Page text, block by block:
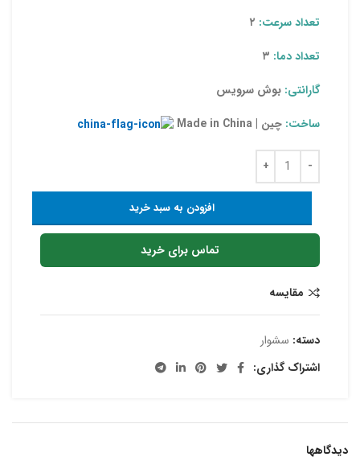
تعداد سرعت:
تعداد دما:
گارانتی: بوش سرویس
ساخت: چین | Made in China
افزودن به سبد خرید
تماس برای خرید
مقایسه
دسته: سشوار
اشتراک گذاری:
دیدگاهها